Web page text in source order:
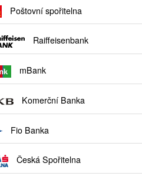
Poštovní spořitelna
Raiffeisenbank
mBank
Komerční Banka
Fio Banka
Česká Spořitelna